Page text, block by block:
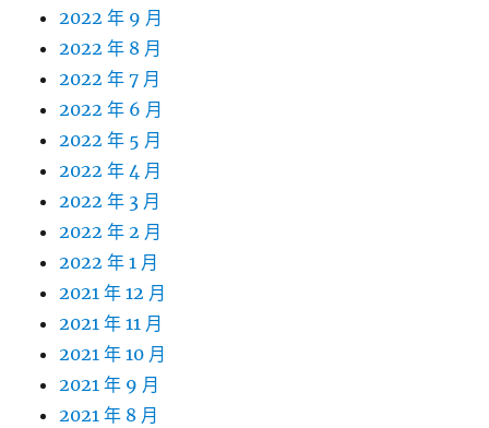
2022 年 9 月
2022 年 8 月
2022 年 7 月
2022 年 6 月
2022 年 5 月
2022 年 4 月
2022 年 3 月
2022 年 2 月
2022 年 1 月
2021 年 12 月
2021 年 11 月
2021 年 10 月
2021 年 9 月
2021 年 8 月